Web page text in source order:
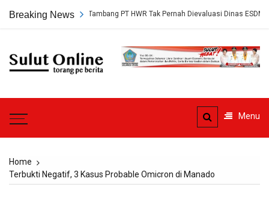
Breaking News
Persetujuan Tambang PT HWR Tak Pernah Dievaluasi Dinas ESDM
Sulut
Menu
Home
Terbukti Negatif, 3 Kasus Probable Omicron di Manado